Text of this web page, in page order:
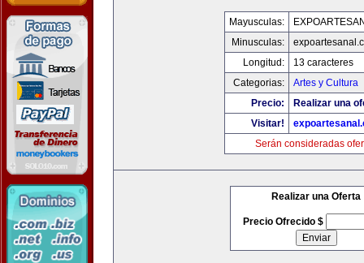
Mayusculas:
Minusculas:
Longitud:
13 caracteres
Categorias:
Artes y Cultura
Precio:
Realizar una
Visitar!
Serán consideradas
Realizar una Oferta
Precio Ofrecido $